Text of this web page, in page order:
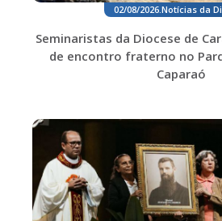
02/08/2026. Notícias da
Seminaristas da Diocese de
de encontro fraterno no
Caparaó